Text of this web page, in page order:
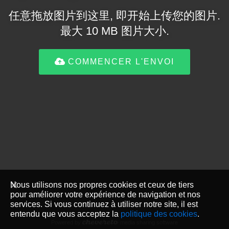
任意拖放图片到这里, 即开始上传您的图片.
最大 10 MB 图片大小.
COMMENCER L'ENVOI
Nous utilisons nos propres cookies et ceux de tiers
pour améliorer votre expérience de navigation et nos
services. Si vous continuez à utiliser notre site, il est
entendu que vous acceptez la politique des cookies.